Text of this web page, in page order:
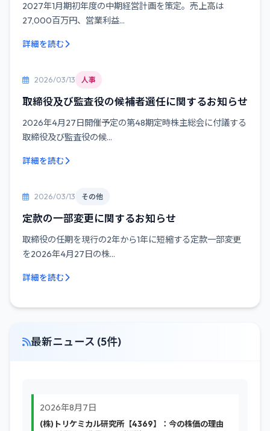
2027年1月期初年度の中期経営計画を策定。売上高は
27,000百万円、営業利益...
詳細を読む
2026/03/13 人事
取締役及び監査役の候補者選任に関するお知らせ
2026年4月27日開催予定の第48期定時株主総会に付議する
取締役及び監査役の候...
詳細を読む
2026/03/13 その他
定款の一部変更に関するお知らせ
取締役の任期を現行の2年から1年に短縮する定款一部変更
を2026年4月27日の株...
詳細を読む
最新ニュース (5件)
2026年8月7日
(株)トリケミカル研究所【4369】：今の株価の理由